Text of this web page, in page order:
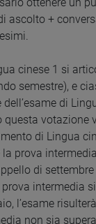
ascolto +
cinese 1 si
semestre), e
di
votazione
di Lingua
prova
di
intermedia
l’esame
non sia